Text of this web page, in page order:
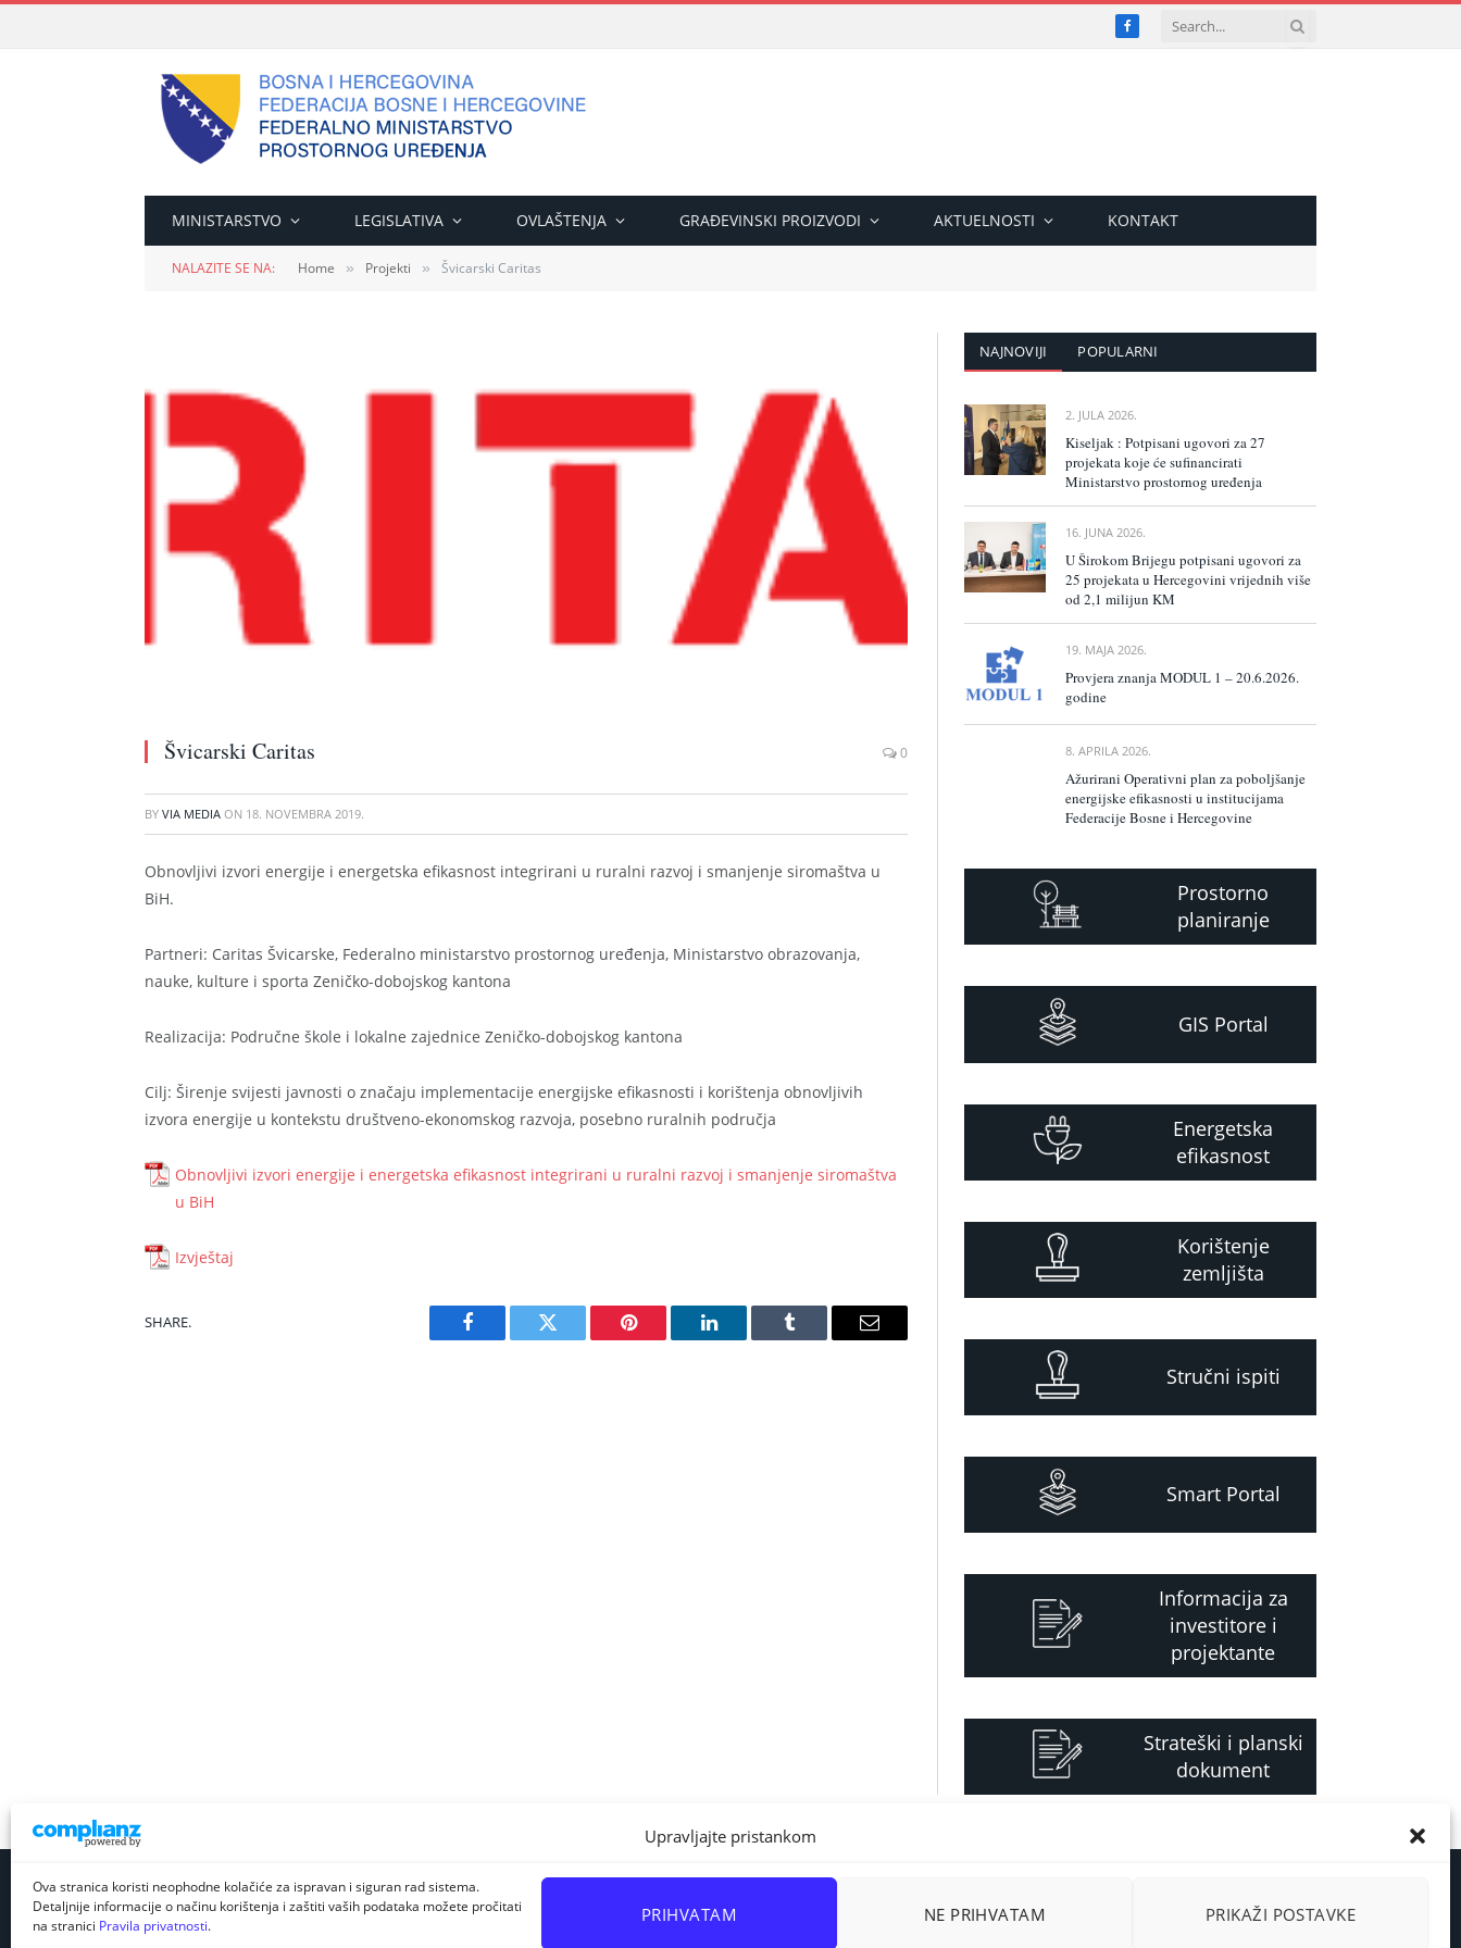
Upravljajte pristankom
Ova stranica koristi neophodne kolačiće za ispravan i siguran rad sistema.
Detaljnije informacije o načinu korištenja i zaštiti vaših podataka možete pročitati
na stranici Pravila privatnosti.
PRIHVATAM NE PRIHVATAM PRIKAŽI POSTAVKE
Facebook
MINISTARSTVO LEGISLATIVA OVLAŠTENJA GRAĐEVINSKI PROIZVODI AKTUELNOSTI KONTAKT
NALAZITE SE NA: Home » Projekti » Švicarski Caritas
Švicarski Caritas 0
BY VIA MEDIA ON 18. NOVEMBRA 2019.
Obnovljivi izvori energije i energetska efikasnost integrirani u ruralni razvoj i smanjenje siromaštva u
BiH.
Partneri: Caritas Švicarske, Federalno ministarstvo prostornog uređenja, Ministarstvo obrazovanja,
nauke, kulture i sporta Zeničko-dobojskog kantona
Realizacija: Područne škole i lokalne zajednice Zeničko-dobojskog kantona
Cilj: Širenje svijesti javnosti o značaju implementacije energijske efikasnosti i korištenja obnovljivih
izvora energije u kontekstu društveno-ekonomskog razvoja, posebno ruralnih područja
Obnovljivi izvori energije i energetska efikasnost integrirani u ruralni razvoj i smanjenje siromaštva
u BiH
Izvještaj
SHARE.
Facebook Twitter Pinterest LinkedIn Tumblr Email
NAJNOVIJI POPULARNI
2. JULA 2026.
Kiseljak : Potpisani ugovori za 27
projekata koje će sufinancirati
Ministarstvo prostornog uređenja
16. JUNA 2026.
U Širokom Brijegu potpisani ugovori za
25 projekata u Hercegovini vrijednih više
od 2,1 milijun KM
19. MAJA 2026.
Provjera znanja MODUL 1 – 20.6.2026.
godine
8. APRILA 2026.
Ažurirani Operativni plan za poboljšanje
energijske efikasnosti u institucijama
Federacije Bosne i Hercegovine
Prostorno
planiranje
GIS Portal
Energetska
efikasnost
Korištenje
zemljišta
Stručni ispiti
Smart Portal
Informacija za
investitore i
projektante
Strateški i planski
dokument